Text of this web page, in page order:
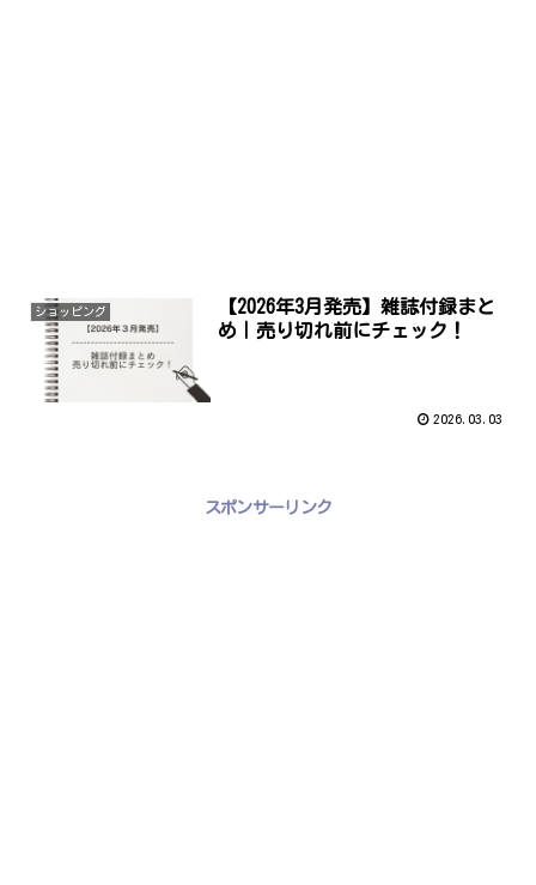
ショッピング
【2026年3月発売】雑誌付録まと
め｜売り切れ前にチェック！
2026.03.03
スポンサーリンク